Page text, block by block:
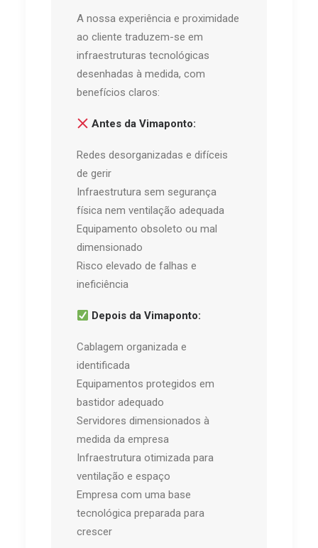
A nossa experiência e proximidade
ao cliente traduzem-se em
infraestruturas tecnológicas
desenhadas à medida, com
benefícios claros:
Antes da Vimaponto:
Redes desorganizadas e difíceis
de gerir
Infraestrutura sem segurança
física nem ventilação adequada
Equipamento obsoleto ou mal
dimensionado
Risco elevado de falhas e
ineficiência
Depois da Vimaponto:
Cablagem organizada e
identificada
Equipamentos protegidos em
bastidor adequado
Servidores dimensionados à
medida da empresa
Infraestrutura otimizada para
ventilação e espaço
Empresa com uma base
tecnológica preparada para
crescer